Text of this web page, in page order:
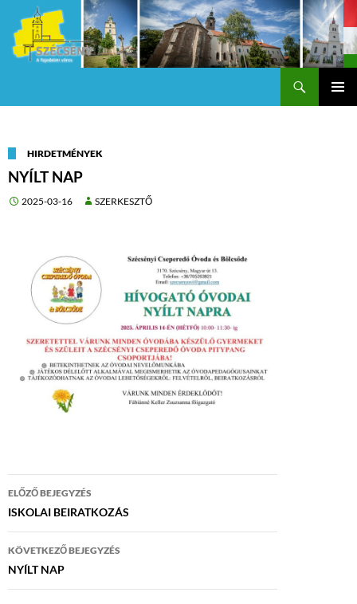
HIRDETMÉNYEK
NYÍLT NAP
2025-03-16 SZERKESZTŐ
Bejegyzés
navigáció
ELŐZŐ BEJEGYZÉS
ISKOLAI BEIRATKOZÁS
KÖVETKEZŐ BEJEGYZÉS
NYÍLT NAP